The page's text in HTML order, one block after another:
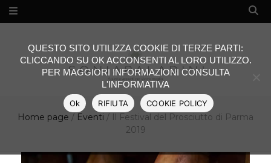
Home page / Eventi / Il Festival del Prosciutto di Parma
2019
QUESTO SITO UTILIZZA COOKIE DI TERZE PARTI:
CLICCANDO SU OK ACCONSENTI AL LORO UTILIZZO.
PER MAGGIORI INFORMAZIONI CONSULTA
L'INFORMATIVA
Ok RIFIUTA COOKIE POLICY